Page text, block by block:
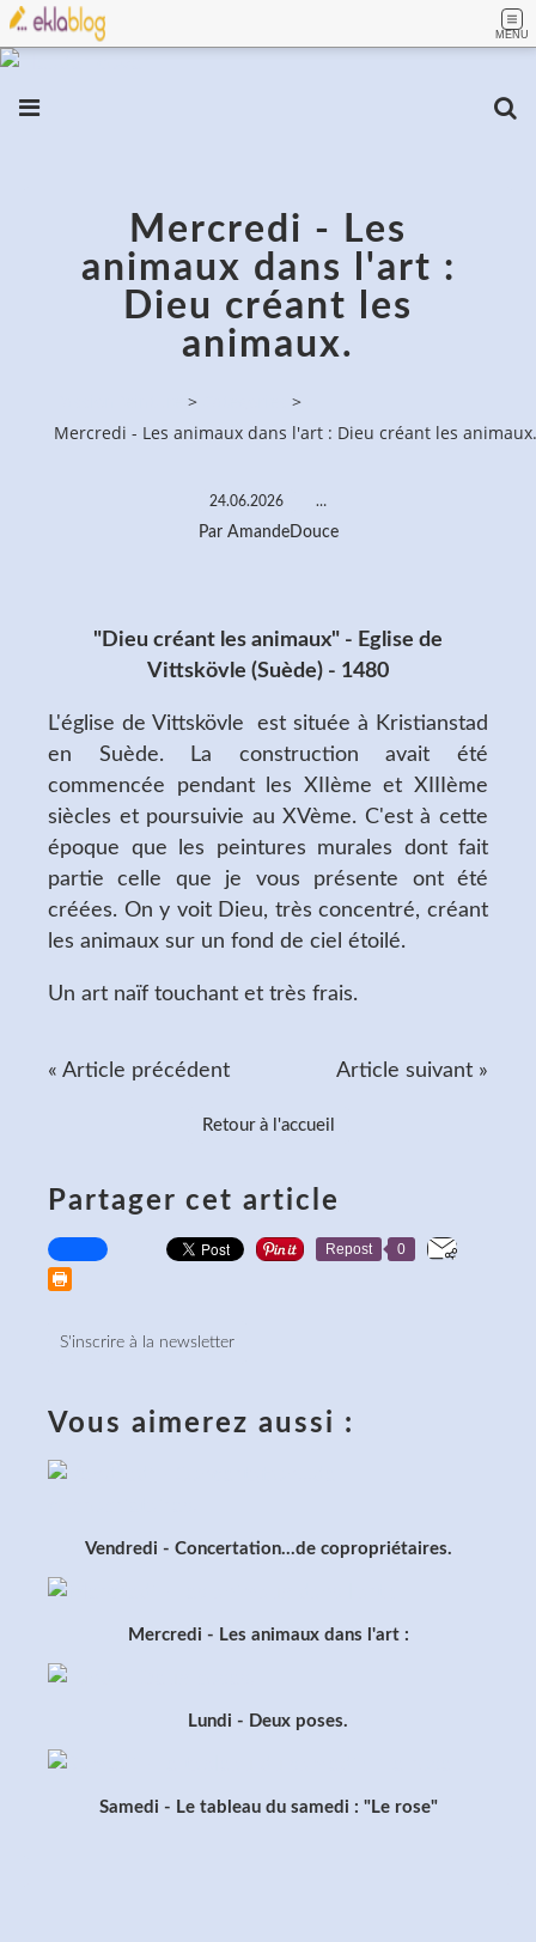
MENU
Mercredi - Les
animaux dans l'art :
Dieu créant les
animaux.
>
>
Mercredi - Les animaux dans l'art : Dieu créant les animaux.
24.06.2026 …
Par AmandeDouce
"Dieu créant les animaux" - Eglise de
Vittskövle (Suède) - 1480
L'église de Vittskövle est située à Kristianstad
en Suède. La construction avait été
commencée pendant les XIIème et XIIIème
siècles et poursuivie au XVème. C'est à cette
époque que les peintures murales dont fait
partie celle que je vous présente ont été
créées. On y voit Dieu, très concentré, créant
les animaux sur un fond de ciel étoilé.
Un art naïf touchant et très frais.
« Article précédent Article suivant »
Retour à l'accueil
Partager cet article
Repost 0
S'inscrire à la newsletter
Vous aimerez aussi :
Vendredi - Concertation...de copropriétaires.
Mercredi - Les animaux dans l'art :
Lundi - Deux poses.
Samedi - Le tableau du samedi : "Le rose"